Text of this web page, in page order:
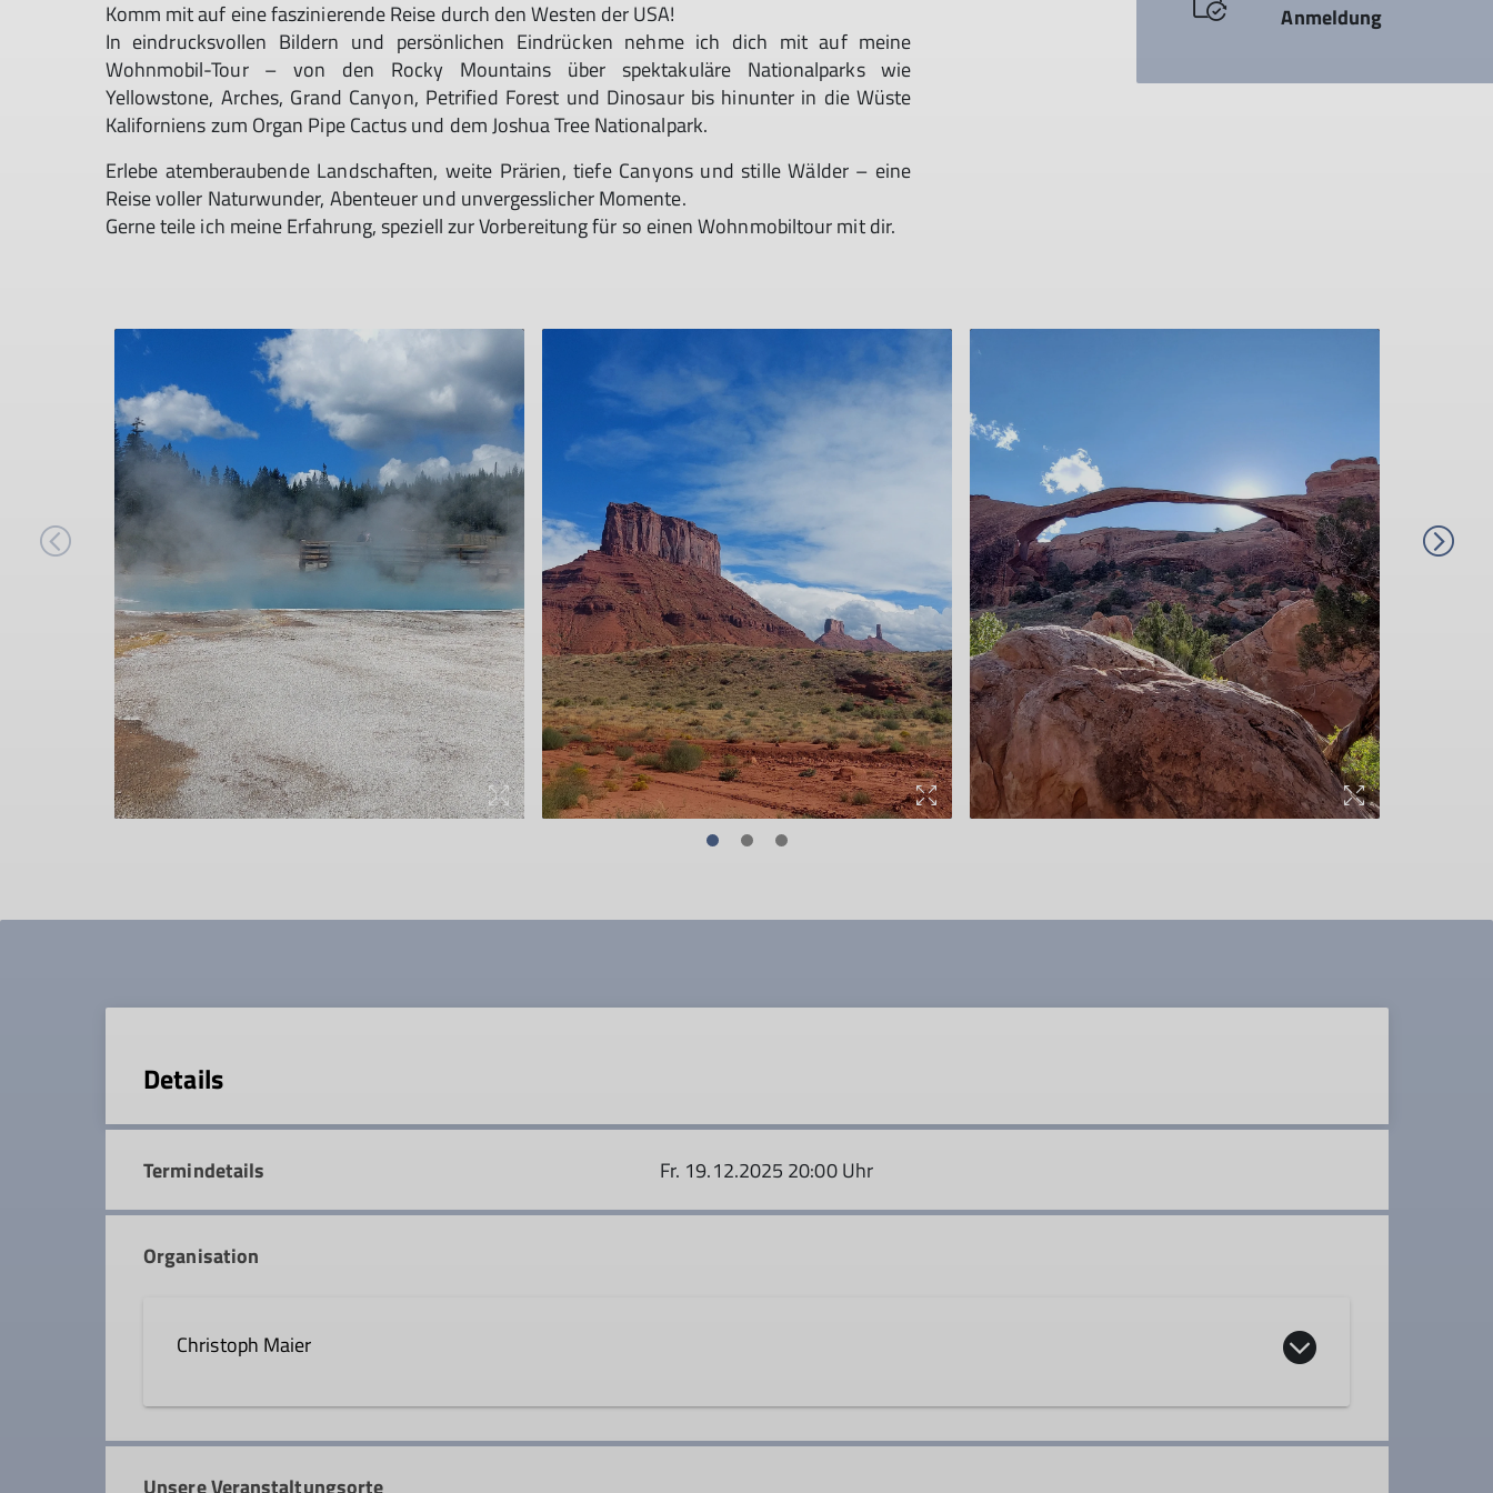
Komm mit auf eine faszinierende Reise durch den Westen der USA!
In eindrucksvollen Bildern und persönlichen Eindrücken nehme ich dich mit auf meine
Wohnmobil-Tour – von den Rocky Mountains über spektakuläre Nationalparks wie
Yellowstone, Arches, Grand Canyon, Petrified Forest und Dinosaur bis hinunter in die Wüste
Kaliforniens zum Organ Pipe Cactus und dem Joshua Tree Nationalpark.
Erlebe atemberaubende Landschaften, weite Prärien, tiefe Canyons und stille Wälder – eine
Reise voller Naturwunder, Abenteuer und unvergesslicher Momente.
Gerne teile ich meine Erfahrung, speziell zur Vorbereitung für so einen Wohnmobiltour mit dir.
Anmeldung
© Ocke Hinrichsen
Details
Termindetails Fr. 19.12.2025 20:00 Uhr
Organisation
Christoph Maier
08193 999901 0172 7431972 christoph.maier@dav-geltendorf.de
Unsere Veranstaltungsorte